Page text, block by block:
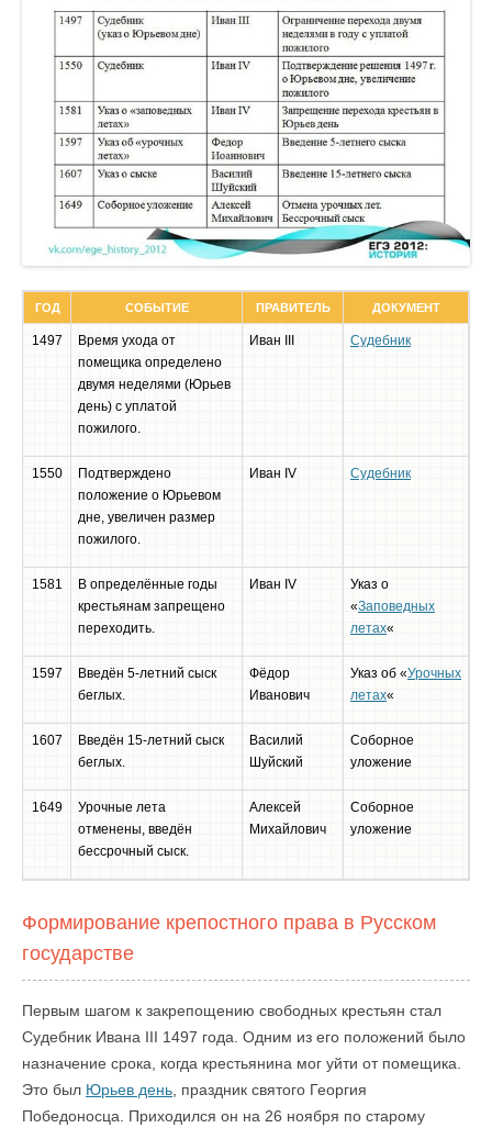
ГОД СОБЫТИЕ ПРАВИТЕЛЬ ДОКУМЕНТ
1497
Время ухода от
помещика определено
двумя неделями (Юрьев
день) с уплатой
пожилого.
Иван III Судебник
1550
Подтверждено
положение о Юрьевом
дне, увеличен размер
пожилого.
Иван IV Судебник
1581
В определённые годы
крестьянам запрещено
переходить.
Иван IV
Указ о
«Заповедных
летах«
1597
Введён 5-летний сыск
беглых.
Фёдор
Иванович
Указ об «Урочных
летах«
1607
Введён 15-летний сыск
беглых.
Василий
Шуйский
Соборное
уложение
1649
Урочные лета
отменены, введён
бессрочный сыск.
Алексей
Михайлович
Соборное
уложение
Формирование крепостного права в Русском
государстве
Первым шагом к закрепощению свободных крестьян стал
Судебник Ивана III 1497 года. Одним из его положений было
назначение срока, когда крестьянина мог уйти от помещика.
Это был Юрьев день , праздник святого Георгия
Победоносца. Приходился он на 26 ноября по старому